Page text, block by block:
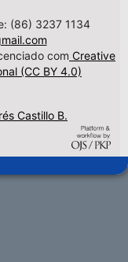
(86) 3237 1134
com Creative
(CC BY 4.0)
Castillo B.